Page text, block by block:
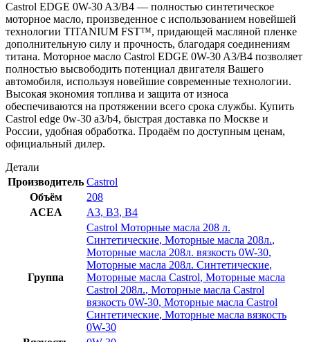
Castrol EDGE 0W-30 A3/B4 — полностью синтетическое
моторное масло, произведенное с использованием новейшей
технологии TITANIUM FST™, придающей масляной пленке
дополнительную силу и прочность, благодаря соединениям
титана. Моторное масло Castrol EDGE 0W-30 A3/B4 позволяет
полностью высвободить потенциал двигателя Вашего
автомобиля, используя новейшие современные технологии.
Высокая экономия топлива и защита от износа
обеспечиваются на протяжении всего срока службы. Купить
Castrol edge 0w-30 a3/b4, быстрая доставка по Москве и
России, удобная обработка. Продаём по доступным ценам,
официальный дилер.
Детали
Производитель Castrol
Объём
208
ACEA
A3, B3, B4
Группа
Castrol Моторные масла 208 л.
Синтетические, Моторные масла 208л.,
Моторные масла 208л. вязкость 0W-30,
Моторные масла 208л. Синтетические,
Моторные масла Castrol, Моторные масла
Castrol 208л., Моторные масла Castrol
вязкость 0W-30, Моторные масла Castrol
Синтетические, Моторные масла вязкость
0W-30